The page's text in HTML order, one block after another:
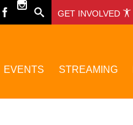
GET INVOLVED
EVENTS STREAMING